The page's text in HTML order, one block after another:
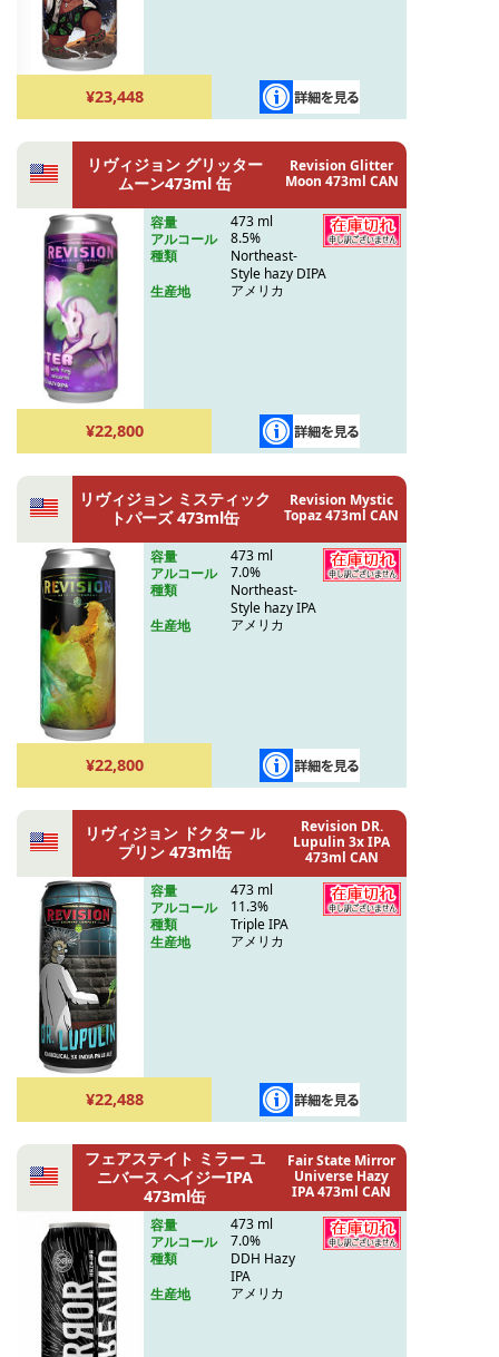
¥23,448
リヴィジョン グリッター
ムーン473ml 缶
Revision Glitter
Moon 473ml CAN
容量
473 ml
アルコール
8.5%
種類
Northeast-
Style hazy DIPA
生産地
アメリカ
¥22,800
リヴィジョン ミスティック
トパーズ 473ml缶
Revision Mystic
Topaz 473ml CAN
容量
473 ml
アルコール
7.0%
種類
Northeast-
Style hazy IPA
生産地
アメリカ
¥22,800
リヴィジョン ドクター ル
プリン 473ml缶
Revision DR.
Lupulin 3x IPA
473ml CAN
容量
473 ml
アルコール
11.3%
種類
Triple IPA
生産地
アメリカ
¥22,488
フェアステイト ミラー ユ
ニバース ヘイジーIPA
473ml缶
Fair State Mirror
Universe Hazy
IPA 473ml CAN
容量
473 ml
アルコール
7.0%
種類
DDH Hazy
IPA
生産地
アメリカ